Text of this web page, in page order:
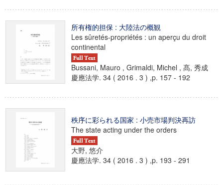
所有権的担保 : 大陸法の概観
Les sûretés-propriétés : un aperçu du droit
continental
Bussani, Mauro , Grimaldi, Michel , 髙, 秀成
慶應法学. 34 ( 2016 . 3 ) ,p. 157 - 192
秩序に彩られる国家 : 小売市場判決再訪
The state acting under the orders
大野, 悠介
慶應法学. 34 ( 2016 . 3 ) ,p. 193 - 291